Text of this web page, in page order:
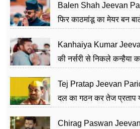
Balen Shah Jeevan
फिर काठमांडू का मेयर बन
Kanhaiya Kumar
की नर्सरी से निकले कन्हैया
Tej Pratap Jeevan
दल का गठन कर तेज प्रताप
Chirag Paswan